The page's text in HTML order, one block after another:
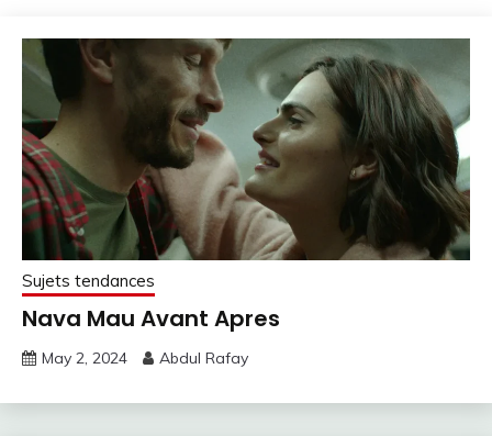
Sujets tendances
Nava Mau Avant Apres
May 2, 2024 Abdul Rafay